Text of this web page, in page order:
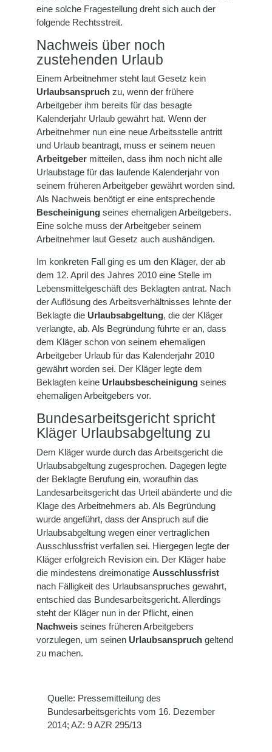
eine solche Fragestellung dreht sich auch der
folgende Rechtsstreit.
Nachweis über noch
zustehenden Urlaub
Einem Arbeitnehmer steht laut Gesetz kein
Urlaubsanspruch zu, wenn der frühere
Arbeitgeber ihm bereits für das besagte
Kalenderjahr Urlaub gewährt hat. Wenn der
Arbeitnehmer nun eine neue Arbeitsstelle antritt
und Urlaub beantragt, muss er seinem neuen
Arbeitgeber mitteilen, dass ihm noch nicht alle
Urlaubstage für das laufende Kalenderjahr von
seinem früheren Arbeitgeber gewährt worden sind.
Als Nachweis benötigt er eine entsprechende
Bescheinigung seines ehemaligen Arbeitgebers.
Eine solche muss der Arbeitgeber seinem
Arbeitnehmer laut Gesetz auch aushändigen.
Im konkreten Fall ging es um den Kläger, der ab
dem 12. April des Jahres 2010 eine Stelle im
Lebensmittelgeschäft des Beklagten antrat. Nach
der Auflösung des Arbeitsverhältnisses lehnte der
Beklagte die Urlaubsabgeltung, die der Kläger
verlangte, ab. Als Begründung führte er an, dass
dem Kläger schon von seinem ehemaligen
Arbeitgeber Urlaub für das Kalenderjahr 2010
gewährt worden sei. Der Kläger legte dem
Beklagten keine Urlaubsbescheinigung seines
ehemaligen Arbeitgebers vor.
Bundesarbeitsgericht spricht
Kläger Urlaubsabgeltung zu
Dem Kläger wurde durch das Arbeitsgericht die
Urlaubsabgeltung zugesprochen. Dagegen legte
der Beklagte Berufung ein, woraufhin das
Landesarbeitsgericht das Urteil abänderte und die
Klage des Arbeitnehmers ab. Als Begründung
wurde angeführt, dass der Anspruch auf die
Urlaubsabgeltung wegen einer vertraglichen
Ausschlussfrist verfallen sei. Hiergegen legte der
Kläger erfolgreich Revision ein. Der Kläger habe
die mindestens dreimonatige Ausschlussfrist
nach Fälligkeit des Urlaubsanspruches gewahrt,
entschied das Bundesarbeitsgericht. Allerdings
steht der Kläger nun in der Pflicht, einen
Nachweis seines früheren Arbeitgebers
vorzulegen, um seinen Urlaubsanspruch geltend
zu machen.
Quelle: Pressemitteilung des
Bundesarbeitsgerichts vom 16. Dezember
2014; AZ: 9 AZR 295/13